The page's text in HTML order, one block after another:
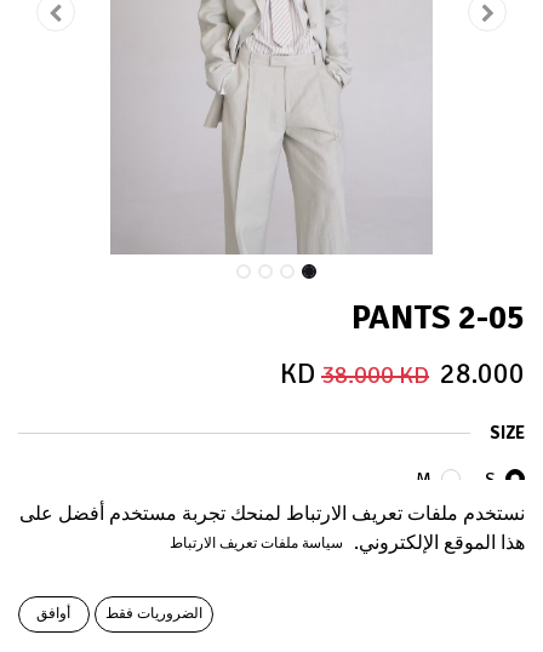
05-PANTS 2
28.000
38.000KD
SIZE
S
M
COLORS
نستخدم ملفات تعريف الارتباط لمنحك تجربة مستخدم أفضل على
هذا الموقع الإلكتروني.
سياسة ملفات تعريف الارتباط
الضروريات فقط أوافق